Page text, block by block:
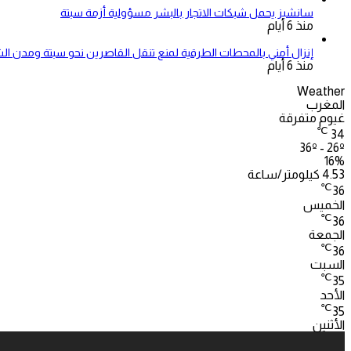
سانشيز يحمل شبكات الاتجار بالبشر مسؤولية أزمة سبتة
منذ 6 أيام
إنزال أمني بالمحطات الطرقية لمنع تنقل القاصرين نحو سبتة ومدن
منذ 6 أيام
Weather
المغرب
غيوم متفرقة
34
℃
36º - 26º
16%
4.53 كيلومتر/ساعة
36
℃
الخميس
36
℃
الجمعة
36
℃
السبت
35
℃
الأحد
35
℃
الأثنين